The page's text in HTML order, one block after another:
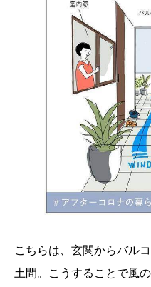
こちらは、玄関からバル
土間。こうすることで風